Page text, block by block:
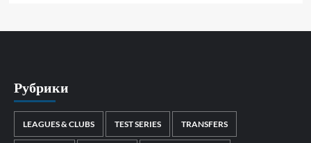
Рубрики
LEAGUES & CLUBS TEST SERIES TRANSFERS